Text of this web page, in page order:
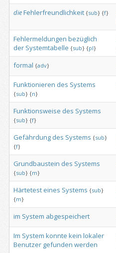
dieFehlerfreundlichkeit {sub} {f}
Fehlermeldungen bezüglich
der Systemtabelle {sub} {pl}
formal {adv}
Funktionieren des Systems
{sub} {n}
Funktionsweise des Systems
{sub} {f}
Gefährdung des Systems {sub}
{f}
Grundbaustein des Systems
{sub} {m}
Härtetest eines Systems {sub}
{m}
im System abgespeichert
Im System konnte kein lokaler
Benutzer gefunden werden